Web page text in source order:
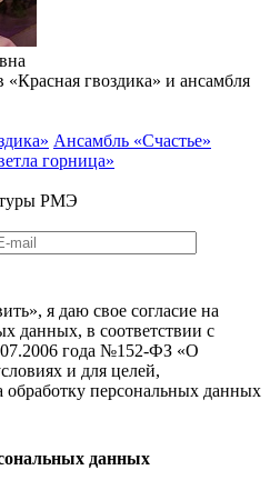
«Красная гвоздика» и ансамбля
Ансамбль «Счастье»
горница»
РМЭ
я даю свое согласие на
данных, в соответствии с
года №152-ФЗ «О
и для целей,
персональных данных
данных